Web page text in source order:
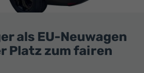
als EU-Neuwagen
Platz zum fairen